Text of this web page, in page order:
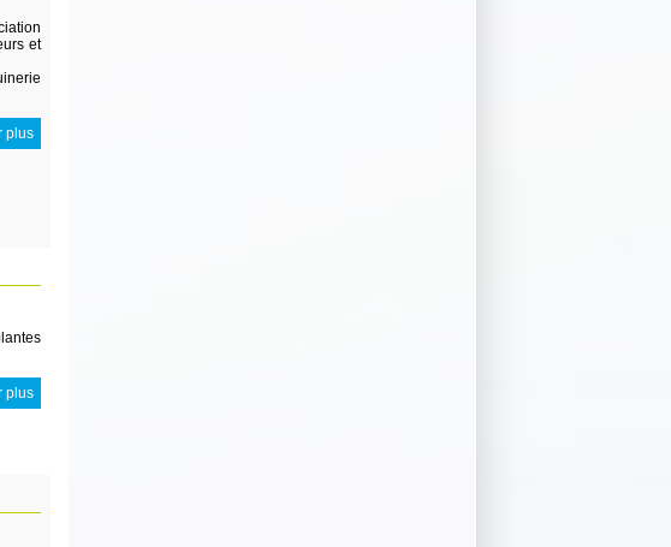
et
plus
plus